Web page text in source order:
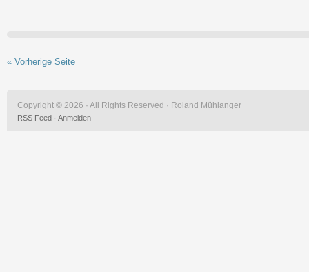
« Vorherige Seite
Copyright © 2026 · All Rights Reserved · Roland Mühlanger
RSS Feed · Anmelden